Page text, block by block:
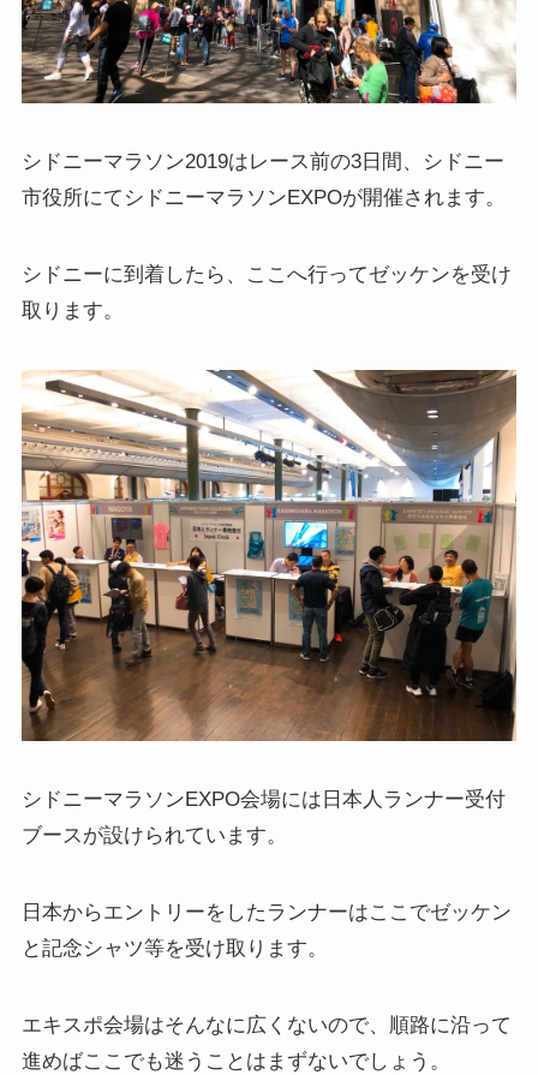
シドニーマラソン2019はレース前の3日間、シドニー
市役所にてシドニーマラソンEXPOが開催されます。
シドニーに到着したら、ここへ行ってゼッケンを受け
取ります。
シドニーマラソンEXPO会場には日本人ランナー受付
ブースが設けられています。
日本からエントリーをしたランナーはここでゼッケン
と記念シャツ等を受け取ります。
エキスポ会場はそんなに広くないので、順路に沿って
進めばここでも迷うことはまずないでしょう。